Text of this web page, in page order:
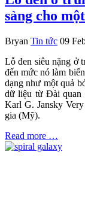
sàng cho
Bryan Tin tức 09
Lỗ đen siêu nặng ở
đến mức nó làm
dạng như một quả
dữ liệu từ Đài quan
Karl G. Jansky
gia (Mỹ).
Read more …